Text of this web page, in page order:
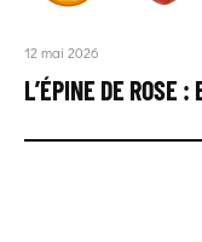
12 mai 2026
L’ÉPINE DE ROSE :